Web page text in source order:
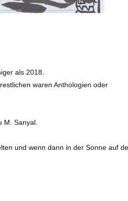
als 2018.
waren Anthologien oder
M. Sanyal.
und wenn dann in der Sonne auf